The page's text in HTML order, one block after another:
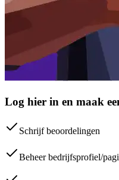
Log hier in en maak
Schrijf beoordelingen
Beheer bedrijfsprofiel/